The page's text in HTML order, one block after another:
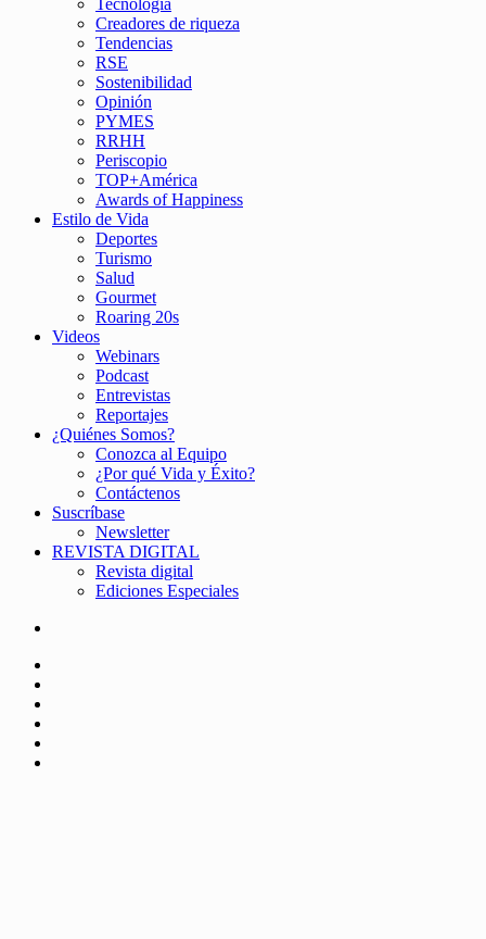
Tecnología
Creadores de riqueza
Tendencias
RSE
Sostenibilidad
Opinión
PYMES
RRHH
Periscopio
TOP+América
Awards of Happiness
Estilo de Vida
Deportes
Turismo
Salud
Gourmet
Roaring 20s
Videos
Webinars
Podcast
Entrevistas
Reportajes
¿Quiénes Somos?
Conozca al Equipo
¿Por qué Vida y Éxito?
Contáctenos
Suscríbase
Newsletter
REVISTA DIGITAL
Revista digital
Ediciones Especiales